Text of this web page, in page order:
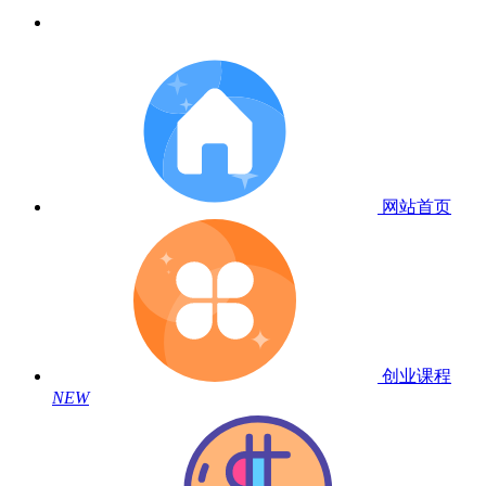
网站首页
创业课程
NEW